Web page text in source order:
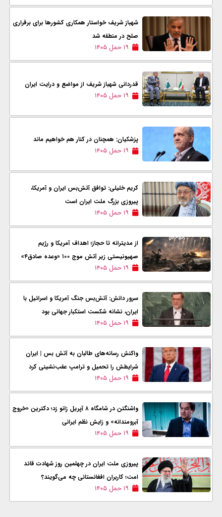
شهباز شریف خواستار همکاری کشورها برای برقراری
صلح در منطقه شد
۱۹ حمل ۱۴۰۵
قدردانی شهباز شریف از مواضع و درایت ایران
۱۹ حمل ۱۴۰۵
پزشکیان: همچنان در کنار هم خواهیم ماند
۱۹ حمل ۱۴۰۵
کریم خلیلی: توافق آتش‌بس ایران و آمریکا،
پیروزی بزرگ ملت ایران است
۱۹ حمل ۱۴۰۵
از مدیترانه تا حجاز؛ اهداف آمریکا و رژیم
صهیونیستی زیر آتش موج ۱۰۰ «وعده صادق۴»
۱۹ حمل ۱۴۰۵
سرور دانش: آتش‌بس جنگ آمریکا و اسرائیل با
ایران، نشانه شکست استکبار جهانی بود
۱۹ حمل ۱۴۰۵
واکنش رسانه‌های طالبان به آتش بس | ایران
شرایطش را تحمیل و ترامپ عقب‌نشینی کرد
۱۹ حمل ۱۴۰۵
واشنگتن در شامگاه ۸ آپریل زانو زد؛ دکترین «خروج
آبرومندانه» و زایش نظم ایرانی
۱۹ حمل ۱۴۰۵
پیروزی ملت ایران در چهلمین روز شهادت قائد
امت؛ کاربران افغانستانی چه می‌گویند؟
۱۹ حمل ۱۴۰۵